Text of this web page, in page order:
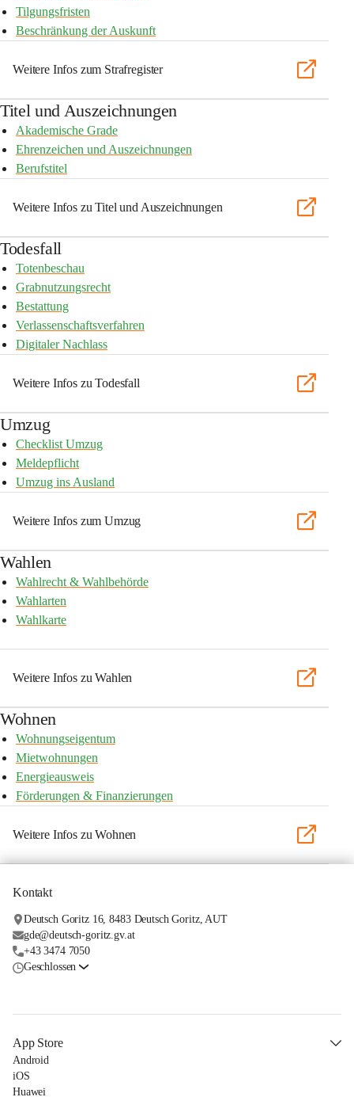
Tilgungsfristen
Beschränkung der Auskunft
Weitere Infos zum Strafregister
Titel und Auszeichnungen
Akademische Grade
Ehrenzeichen und Auszeichnungen
Berufstitel
Weitere Infos zu Titel und Auszeichnungen
Todesfall
Totenbeschau
Grabnutzungsrecht
Bestattung
Verlassenschaftsverfahren
Digitaler Nachlass
Weitere Infos zu Todesfall
Umzug
Checklist Umzug
Meldepflicht
Umzug ins Ausland
Weitere Infos zum Umzug
Wahlen
Wahlrecht & Wahlbehörde
Wahlarten
Wahlkarte
Weitere Infos zu Wahlen
Wohnen
Wohnungseigentum
Mietwohnungen
Energieausweis
Förderungen & Finanzierungen
Weitere Infos zu Wohnen
Kontakt
Deutsch Goritz 16, 8483 Deutsch Goritz, AUT
gde@deutsch-goritz.gv.at
+43 3474 7050
Geschlossen
App Store
Android
iOS
Huawei